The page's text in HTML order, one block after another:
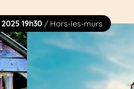
19h30 / Hors-les-murs